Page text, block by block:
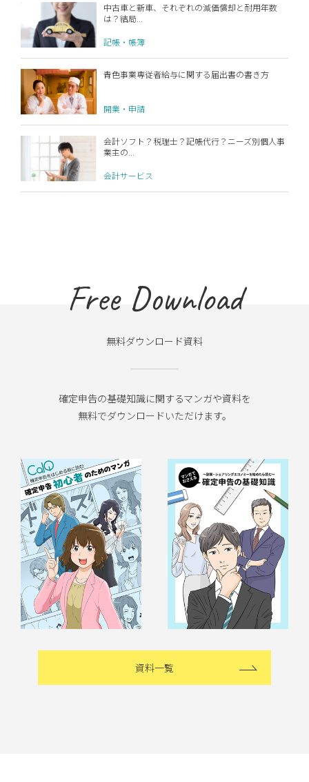
中古車と新車、それぞれの減価償却と耐用年数
は？結局...
記帳・帳簿
青色事業専従者給与に関する届出書の書き方
開業・申請
会計ソフト？税理士？記帳代行？ニーズ別個人事
業主の...
会計サービス
Free Download
無料ダウンロード資料
確定申告の基礎知識に関するマンガや資料を
無料でダウンロードいただけます。
資料一覧